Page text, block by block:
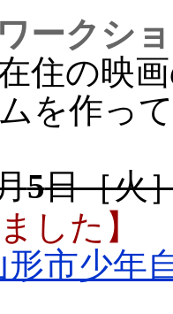
ークシ
住の映
を作っ
5日［火
した】
形市少年